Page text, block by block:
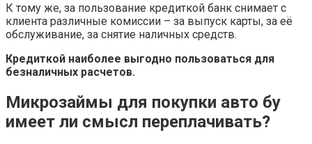
К тому же, за пользование кредиткой банк снимает с
клиента различные комиссии – за выпуск карты, за её
обслуживание, за снятие наличных средств.
Кредиткой наиболее выгодно пользоваться для
безналичных расчетов.
Микрозаймы для покупки авто бу
имеет ли смысл переплачивать?